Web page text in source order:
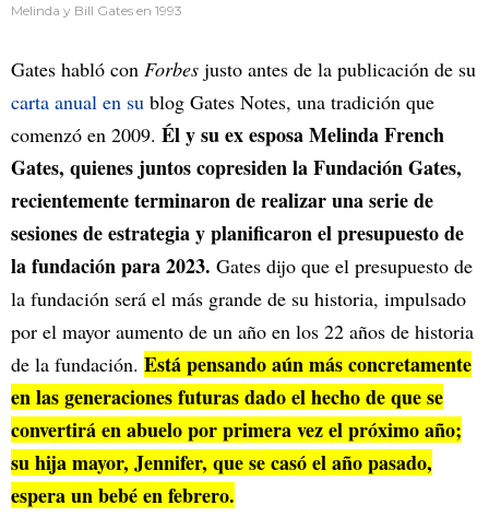
Melinda y Bill Gates en 1993
Gates habló con Forbes justo antes de la publicación de su
carta anual en su blog Gates Notes, una tradición que
comenzó en 2009. Él y su ex esposa Melinda French
Gates, quienes juntos copresiden la Fundación Gates,
recientemente terminaron de realizar una serie de
sesiones de estrategia y planificaron el presupuesto de
la fundación para 2023. Gates dijo que el presupuesto de
la fundación será el más grande de su historia, impulsado
por el mayor aumento de un año en los 22 años de historia
de la fundación. Está pensando aún más concretamente
en las generaciones futuras dado el hecho de que se
convertirá en abuelo por primera vez el próximo año;
su hija mayor, Jennifer, que se casó el año pasado,
espera un bebé en febrero.